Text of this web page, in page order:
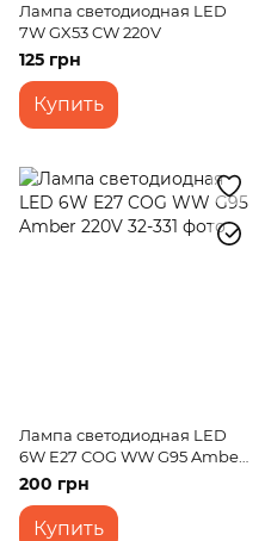
Лампа светодиодная LED
7W GX53 CW 220V
125 грн
Купить
Лампа светодиодная LED
6W E27 COG WW G95 Amber
220V
200 грн
Купить